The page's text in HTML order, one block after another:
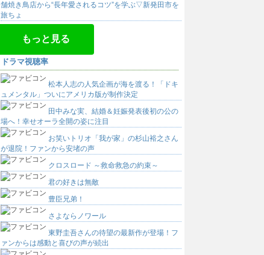
舗焼き鳥店から“長年愛されるコツ”を学ぶ▽新発田市を
旅ちょ
もっと見る
ドラマ視聴率
松本人志の人気企画が海を渡る！「ドキ
ュメンタル」ついにアメリカ版が制作決定
田中みな実、結婚＆妊娠発表後初の公の
場へ！幸せオーラ全開の姿に注目
お笑いトリオ「我が家」の杉山裕之さん
が退院！ファンから安堵の声
クロスロード ～救命救急の約束～
君の好きは無敵
豊臣兄弟！
さよならノワール
東野圭吾さんの待望の最新作が登場！フ
ァンからは感動と喜びの声が続出